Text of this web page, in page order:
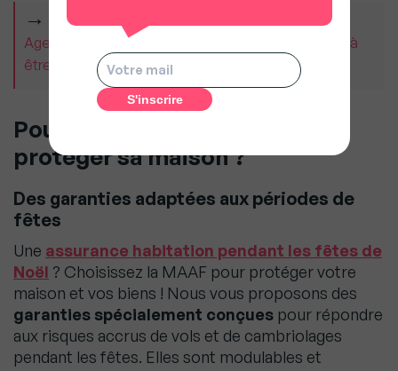
À LIRE AUSSI
Agents immobiliers : « La concurrence nous oblige à
être meilleurs », Guillaume Martinaud (Orpi)
Pourquoi choisir la MAAF pour
protéger sa maison ?
Des garanties adaptées aux périodes de
fêtes
Une assurance habitation pendant les fêtes de
Noël ? Choisissez la MAAF pour protéger votre
maison et vos biens ! Nous vous proposons des
garanties spécialement conçues pour répondre
aux risques accrus de vols et de cambriolages
pendant les fêtes. Elles sont modulables et